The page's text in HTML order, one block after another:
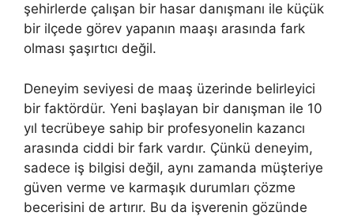
şehirlerde çalışan bir hasar danışmanı ile küçük
bir ilçede görev yapanın maaşı arasında fark
olması şaşırtıcı değil.
Deneyim seviyesi de maaş üzerinde belirleyici
bir faktördür. Yeni başlayan bir danışman ile 10
yıl tecrübeye sahip bir profesyonelin kazancı
arasında ciddi bir fark vardır. Çünkü deneyim,
sadece iş bilgisi değil, aynı zamanda müşteriye
güven verme ve karmaşık durumları çözme
becerisini de artırır. Bu da işverenin gözünde